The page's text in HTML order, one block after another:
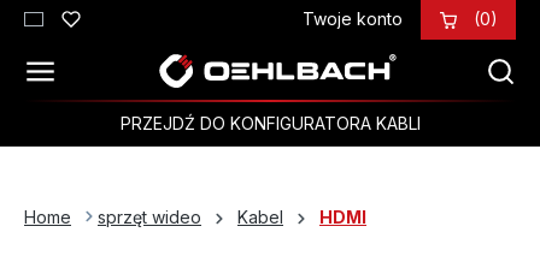
Przejdź do głównej zawartości Twoje konto (0)
PRZEJDŹ DO KONFIGURATORA KABLI
Home sprzęt wideo Kabel HDMI